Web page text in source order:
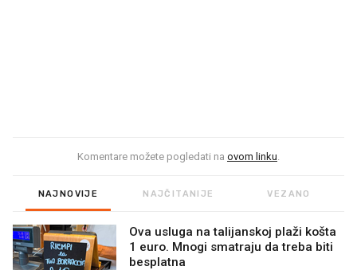
Komentare možete pogledati na ovom linku
NAJNOVIJE NAJČITANIJE VEZANO
Ova usluga na talijanskoj plaži košta
1 euro. Mnogi smatraju da treba biti
besplatna